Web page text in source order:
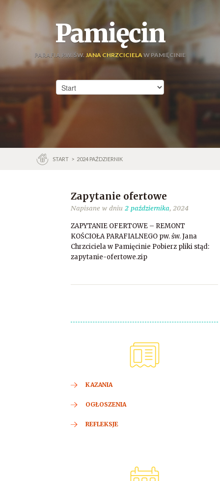
Pamięcin
PARAFIA P.W. ŚW. JANA CHRZCICIELAW PAMIĘCINIE
START > 2024 PAŹDZIERNIK
Zapytanie ofertowe
Napisane w dniu 2 października, 2024
ZAPYTANIE OFERTOWE – REMONT
KOŚCIOŁA PARAFIALNEGO pw. św. Jana
Chrzciciela w Pamięcinie Pobierz pliki stąd:
zapytanie-ofertowe.zip
KAZANIA
OGŁOSZENIA
REFLEKSJE